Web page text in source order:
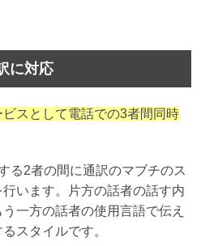
に対応
スとして電話での3者間同時
る2者の間に通訳のマブチのス
います。片方の話者の話す内
一方の話者の使用言語で伝え
スタイルです。